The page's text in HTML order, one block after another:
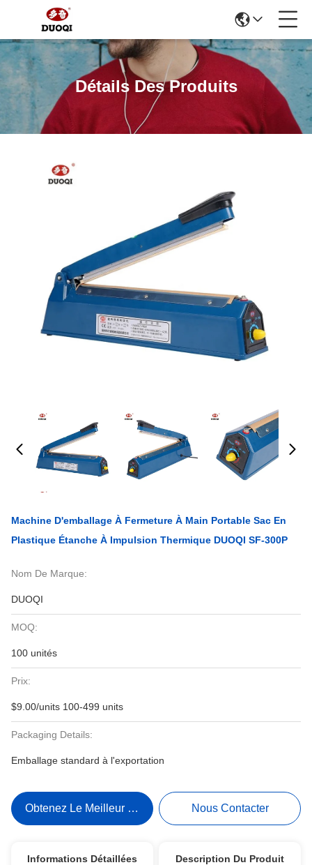
Détails Des Produits
Machine D'emballage À Fermeture À Main Portable Sac En
Plastique Étanche À Impulsion Thermique DUOQI SF-300P
Nom De Marque:
DUOQI
MOQ:
100 unités
Prix:
$9.00/units 100-499 units
Packaging Details:
Emballage standard à l'exportation
Obtenez Le Meilleur Prix Nous Contacter
Informations Détaillées Description Du Produit